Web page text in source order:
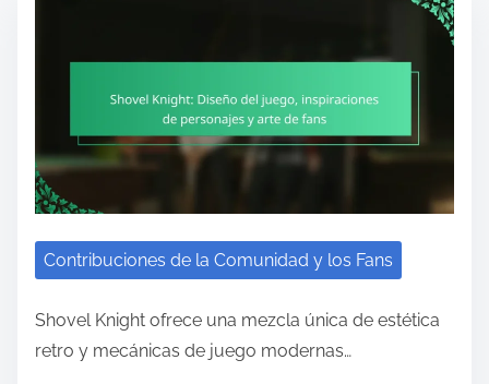
Contribuciones de la Comunidad y los Fans
Shovel Knight ofrece una mezcla única de estética
retro y mecánicas de juego modernas…